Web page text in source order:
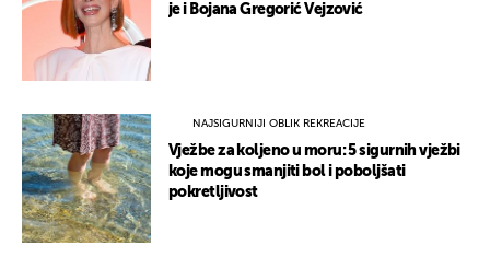
je i Bojana Gregorić Vejzović
NAJSIGURNIJI OBLIK REKREACIJE
Vježbe za koljeno u moru: 5 sigurnih vježbi
koje mogu smanjiti bol i poboljšati
pokretljivost